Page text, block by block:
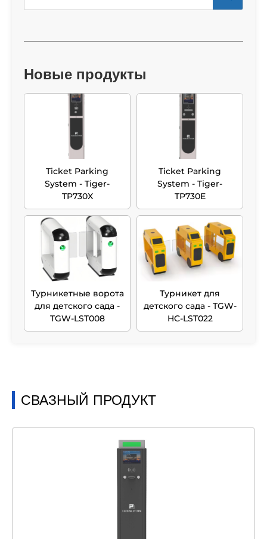
Новые продукты
Ticket Parking
System - Tiger-
TP730X
Ticket Parking
System - Tiger-
TP730E
Турникетные ворота
для детского сада -
TGW-LST008
Турникет для
детского сада - TGW-
HC-LST022
СВАЗНЫЙ ПРОДУКТ